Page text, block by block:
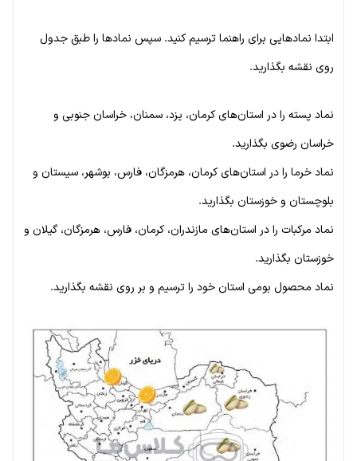
ابتدا نمادهایی برای راهنما ترسیم کنید. سپس نمادها را طبق جدول
روی نقشه بگذارید.
نماد پسته را در استان‌های کرمان، یزد، سمنان، خراسان جنوبی و
خراسان رضوی بگذارید.
نماد خرما را در استان‌های کرمان، هرمزگان، فارس، بوشهر، سیستان و
بلوچستان و خوزستان بگذارید.
نماد مرکبات را در استان‌های مازندران، کرمان، فارس، هرمزگان، گیلان و
خوزستان بگذارید.
نماد محصول بومی استان خود را ترسیم و بر روی نقشه بگذارید.